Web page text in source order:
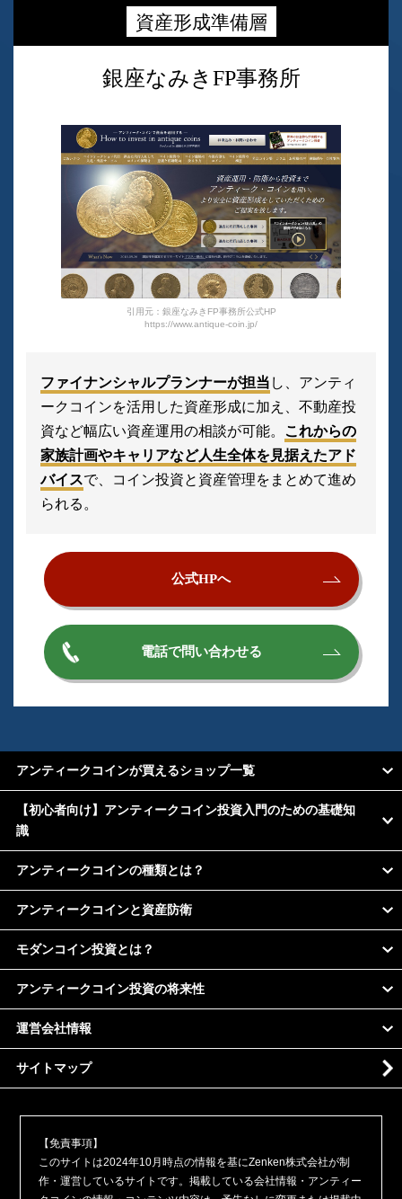
資産形成準備層
銀座なみきFP事務所
引用元：銀座なみきFP事務所公式HP
https://www.antique-coin.jp/
ファイナンシャルプランナーが担当 し、アンティ
ークコインを活用した資産形成に加え、不動産投
資など幅広い資産運用の相談が可能。
これからの
家族計画やキャリアなど人生全体を見据えたアド
バイスで、コイン投資と資産管理をまとめて進め
られる。
公式HPへ
電話で問い合わせる
アンティークコインが買えるショップ一覧
【初心者向け】アンティークコイン投資入門のための基礎知
識
アンティークコインの種類とは？
アンティークコインと資産防衛
モダンコイン投資とは？
アンティークコイン投資の将来性
運営会社情報
サイトマップ
【免責事項】
このサイトは2024年10月時点の情報を基にZenken株式会社が制
作・運営しているサイトです。掲載している会社情報・アンティー